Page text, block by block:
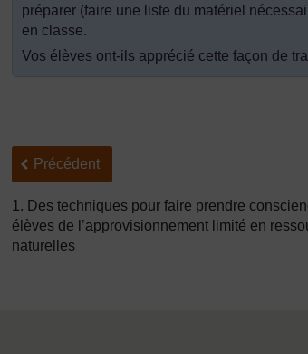
préparer (faire une liste du matériel
en classe.
Vos élèves ont-ils apprécié cette façon de
Précédent
Précédent
1. Des techniques pour faire prendre
élèves de l’approvisionnement limité en
naturelles